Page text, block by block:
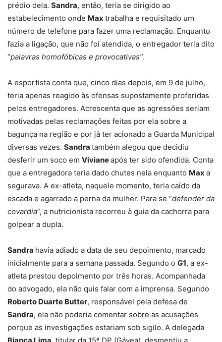
prédio dela. Sandra, então, teria se dirigido ao
estabelecimento onde Max trabalha e requisitado um
número de telefone para fazer uma reclamação. Enquanto
fazia a ligação, que não foi atendida, o entregador teria dito
“palavras homofóbicas e provocativas”.
A esportista conta que, cinco dias depois, em 9 de julho,
teria apenas reagido às ofensas supostamente proferidas
pelos entregadores. Acrescenta que as agressões seriam
motivadas pelas reclamações feitas por ela sobre a
bagunça na região e por já ter acionado a Guarda Municipal
diversas vezes. Sandra também alegou que decidiu
desferir um soco em Vivianeapós ter sido ofendida. Conta
que a entregadora teria dado chutes nela enquanto Max a
segurava. A ex-atleta, naquele momento, teria caído da
escada e agarrado a perna da mulher. Para se “defender da
covardia”, a nutricionista recorreu à guia da cachorra para
golpear a dupla.
Sandra havia adiado a data de seu depoimento, marcado
inicialmente para a semana passada. Segundo o G1, a ex-
atleta prestou depoimento por três horas. Acompanhada
do advogado, ela não quis falar com a imprensa. Segundo
Roberto Duarte Butter, responsável pela defesa de
Sandra, ela não poderia comentar sobre as acusações
porque as investigações estariam sob sigilo. A delegada